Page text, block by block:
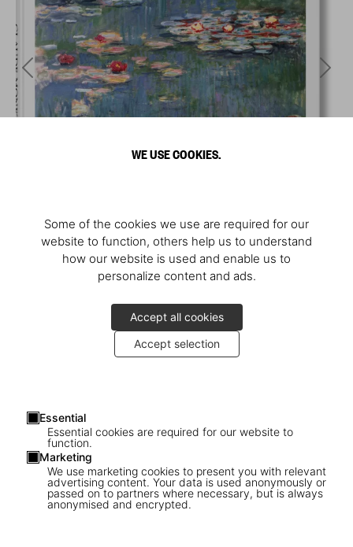
WE USE COOKIES.
Some of the cookies we use are required for our
website to function, others help us to understand
how our website is used and enable us to
personalize content and ads.
Accept all cookies
Accept selection
Essential
Essential cookies are required for our website to
function.
Marketing
We use marketing cookies to present you with relevant
advertising content. Your data is used anonymously or
passed on to partners where necessary, but is always
anonymised and encrypted.
1/7